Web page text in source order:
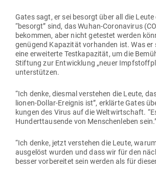
Gates sagt, er sei besorgt über all die
“besorgt” sind, das Wuhan-Coro­na­virus
bekommen, aber nicht getestet werden
genügend Kapa­zität vor­handen ist. Was er
eine erwei­terte Test­ka­pa­zität, um die
Stiftung zur Ent­wicklung „neuer
unterstützen.
“Ich denke, diesmal ver­stehen die Leute,
lionen-Dollar-Ereignis ist”, erklärte Gates
kungen des Virus auf die Welt­wirt­schaft.
Hun­dert­tau­sende von Men­schen­leben
“Ich denke, jetzt ver­stehen die Leute,
aus­gelöst wurden und dass wir für den
besser vor­be­reitet sein werden als für